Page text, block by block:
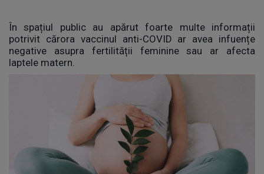
În spațiul public au apărut foarte multe informații
potrivit cărora vaccinul anti-COVID ar avea infuențe
negative asupra fertilității feminine sau ar afecta
laptele matern.